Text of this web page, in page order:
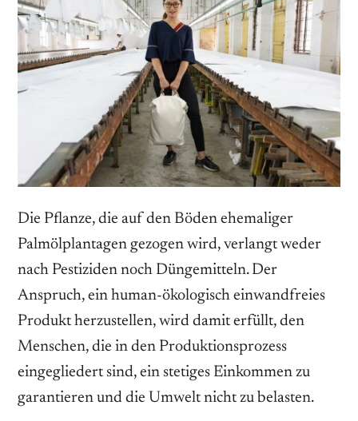
Die Pflanze, die auf den Böden ehemaliger
Palmölplantagen gezogen wird, verlangt weder
nach Pestiziden noch Düngemitteln. Der
Anspruch, ein human-ökologisch einwandfreies
Produkt herzustellen, wird damit erfüllt, den
Menschen, die in den Produktionsprozess
eingegliedert sind, ein stetiges Einkommen zu
garantieren und die Umwelt nicht zu belasten.